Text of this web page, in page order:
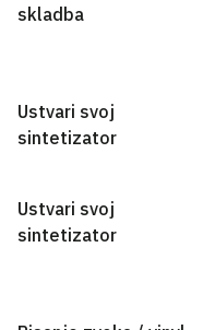
skladba
Ustvari svoj
sintetizator
Ustvari svoj
sintetizator